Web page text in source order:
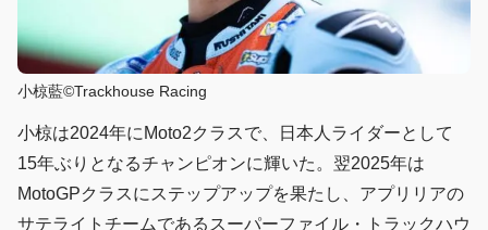
小椋藍©Trackhouse Racing
小椋は2024年にMoto2クラスで、日本人ライダーとして
15年ぶりとなるチャンピオンに輝いた。翌2025年は
MotoGPクラスにステップアップを果たし、アプリリアの
サテライトチームであるスーパーファイル・トラックハウ